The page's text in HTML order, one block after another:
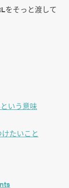
をそっと渡して
いう意味
たいこと